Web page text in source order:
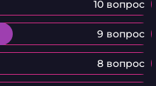
10 вопрос
9 вопрос
8 вопрос